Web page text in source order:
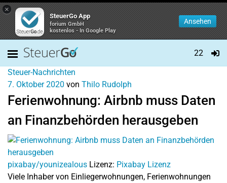
×
SteuerGo App
forium GmbH
kostenlos - In Google Play
Ansehen
22
Steuer-Nachrichten
7. Oktober 2020 von Thilo Rudolph
Ferienwohnung: Airbnb muss Daten
an Finanzbehörden herausgeben
pixabay/younizealous Lizenz: Pixabay Lizenz
Viele Inhaber von Einliegerwohnungen, Ferienwohnungen